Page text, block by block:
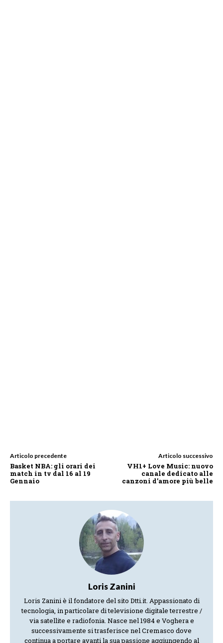
Articolo precedente
Basket NBA: gli orari dei
match in tv dal 16 al 19
Gennaio
Articolo successivo
VH1+ Love Music: nuovo
canale dedicato alle
canzoni d’amore più belle
Loris Zanini
Loris Zanini è il fondatore del sito Dtti.it. Appassionato di
tecnologia, in particolare di televisione digitale terrestre /
via satellite e radiofonia. Nasce nel 1984 e Voghera e
successivamente si trasferisce nel Cremasco dove
continua a portare avanti la sua passione aggiungendo al